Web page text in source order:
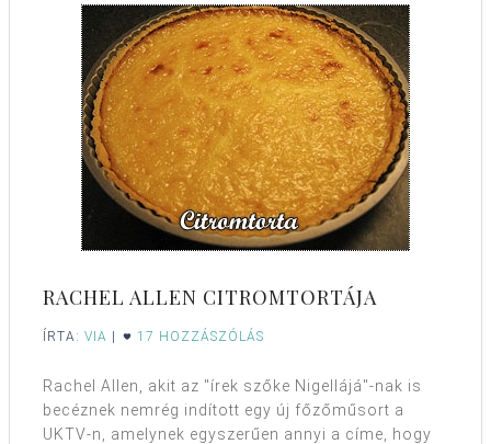
RACHEL ALLEN CITROMTORTÁJA
ÍRTA: VIA | 17 HOZZÁSZÓLÁS
Rachel Allen, akit az "írek szőke Nigellájá"-nak is
becéznek nemrég indított egy új főzőműsort a
UKTV-n, amelynek egyszerűen annyi a címe, hogy